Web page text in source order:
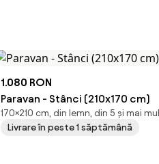
1.080 RON
Paravan - Stânci (210x170 cm)
170×210 cm, din lemn, din 5 și mai
Livrare în peste 1 săptămână